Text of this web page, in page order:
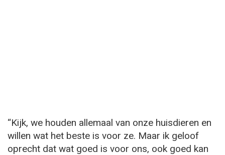
“Kijk, we houden allemaal van onze huisdieren en
willen wat het beste is voor ze. Maar ik geloof
oprecht dat wat goed is voor ons, ook goed kan